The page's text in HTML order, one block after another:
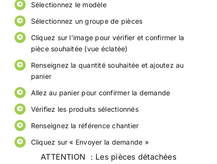
Sélectionnez le modèle
Sélectionnez un groupe de pièces
Cliquez sur l’image pour vérifier et confirmer la
pièce souhaitée (vue éclatée)
Renseignez la quantité souhaitée et ajoutez au
panier
Allez au panier pour confirmer la demande
Vérifiez les produits sélectionnés
Renseignez la référence chantier
Cliquez sur « Envoyer la demande »
ATTENTION : Les pièces détachées